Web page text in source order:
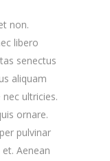
non.
libero
senectus
aliquam
ultricies.
ornare.
pulvinar
Aenean